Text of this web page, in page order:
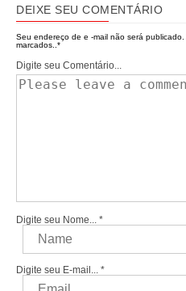
DEIXE SEU COMENTÁRIO
Seu endereço de e -mail não será publicado.
marcados..*
Digite seu Comentário...
Digite seu Nome... *
Digite seu E-mail... *